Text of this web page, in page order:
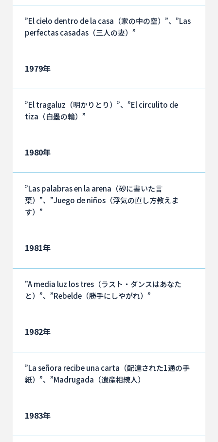
”El cielo dentro de la casa（家の中の空）”、”Las
perfectas casadas（三人の妻）”
1979年
”El tragaluz（明かりとり）”、”El circulito de
tiza（白墨の輪）”
1980年
”Las palabras en la arena（砂に書いた言
葉）”、”Juego de niños（浮気の直し方教えま
す）”
1981年
”A media luz los tres（ラスト・ダンスはあなた
と）”、”Rebelde（勝手にしやがれ）”
1982年
”La señora recibe una carta（配達された1通の手
紙）”、”Madrugada（遺産相続人）
1983年